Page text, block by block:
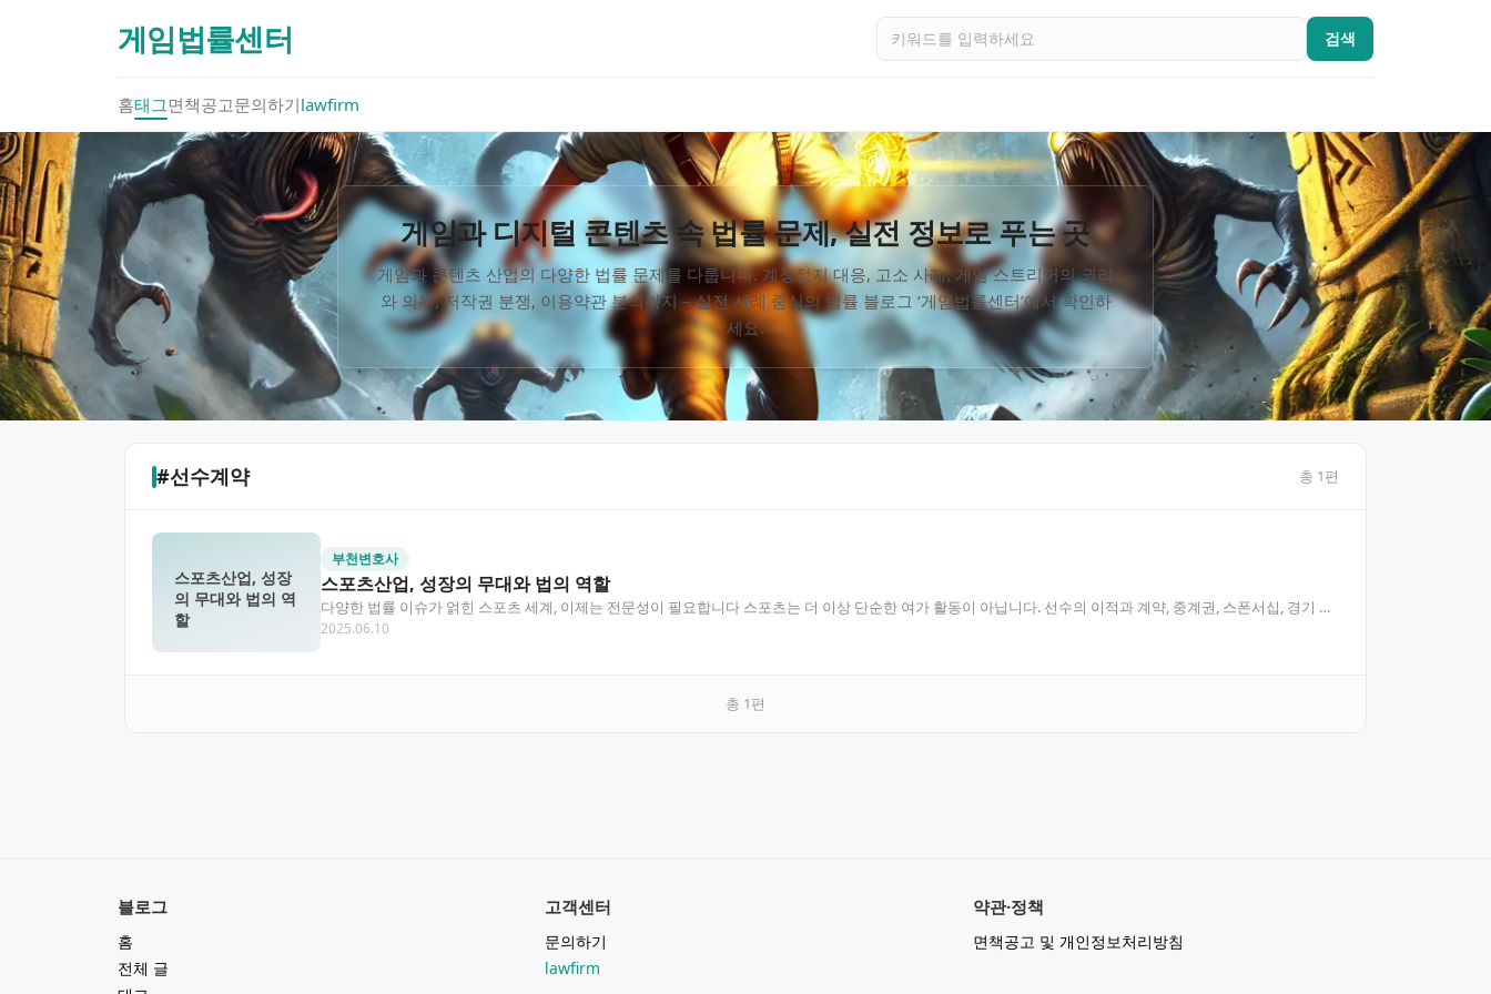
게임법률센터 검색
홈태그면책공고문의하기lawfirm
게임과 디지털 콘텐츠 속 법률 문제, 실전 정보로 푸는 곳
게임과 콘텐츠 산업의 다양한 법률 문제를 다룹니다. 계정정지 대응, 고소 사례, 게임 스트리머의 권리
와 의무, 저작권 분쟁, 이용약관 분석까지 – 실전 사례 중심의 법률 블로그 ‘게임법률센터’에서 확인하
#선수계약 총 1편
스포츠산업, 성장
의 무대와 법의 역
할
부천변호사
스포츠산업, 성장의 무대와 법의 역할
다양한 법률 이슈가 얽힌 스포츠 세계, 이제는 전문성이 필요합니다 스포츠는 더 이상 단순한 여가 활동이 아닙니다. 선수의 이적과 계약, 중계권, 스폰서십, 경기 중
사고에 따른 손…
2025.06.10
총 1편
블로그
홈
전체 글
고객센터
문의하기
lawfirm
약관·정책
면책공고 및 개인정보처리방침